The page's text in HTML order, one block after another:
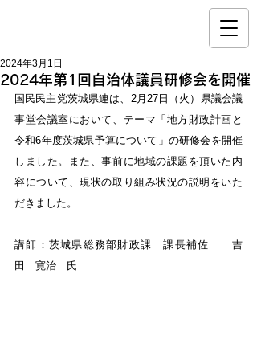
2024年第1回自治体議員研修会を開催
2024年3月1日
国民民主党茨城県連は、2月27日（火）県議会議
事堂会議室において、テーマ「地方財政計画と
令和6年度茨城県予算について」の研修会を開催
しました。また、事前に地域の課題を頂いた内
容について、現状の取り組み状況の説明をいた
だきました。
講師：茨城県総務部財政課　課長補佐　　吉
田　寛治　氏